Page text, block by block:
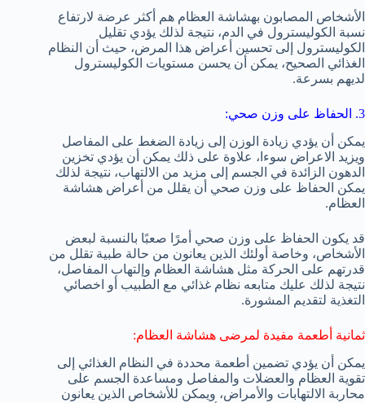
الأشخاص المصابون بهشاشة العظام هم أكثر عرضة لارتفاع
نسبة الكوليسترول في الدم، نتيجة لذلك يؤدي تقليل
الكوليسترول إلى تحسين أعراض هذا المرض، حيث أن النظام
الغذائي الصحيح، يمكن أن يحسن مستويات الكوليسترول
لديهم بسرعة.
3. الحفاظ على وزن صحي:
يمكن أن يؤدي زيادة الوزن إلى زيادة الضغط على المفاصل
ويزيد الاعراض سوءا، علاوة على ذلك يمكن أن يؤدي تخزين
الدهون الزائدة في الجسم إلى مزيد من الالتهاب، نتيجة لذلك
يمكن الحفاظ على وزن صحي أن يقلل من أعراض هشاشة
العظام.
قد يكون الحفاظ على وزن صحي أمرًا صعبًا بالنسبة لبعض
الأشخاص، وخاصة أولئك الذين يعانون من حالة طبية تقلل من
قدرتهم على الحركة مثل هشاشة العظام وإلتهاب المفاصل،
نتيجة لذلك عليك متابعه نظام غذائي مع الطبيب أو اخصائي
التغذية لتقديم المشورة.
ثمانية أطعمة مفيدة لمرضى هشاشة العظام:
يمكن أن يؤدي تضمين أطعمة محددة في النظام الغذائي إلى
تقوية العظام والعضلات والمفاصل ومساعدة الجسم على
محاربة الالتهابات والأمراض، ويمكن للأشخاص الذين يعانون